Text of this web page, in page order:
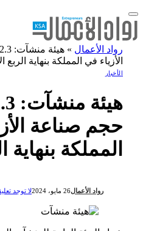
رواد الأعمال»
الأزياء في المملكة بنهاية الربع
الأخبار
حجم صناعة
المملكة بنهاية
رواد الأعمال26 مايو، 2024 لا توجد